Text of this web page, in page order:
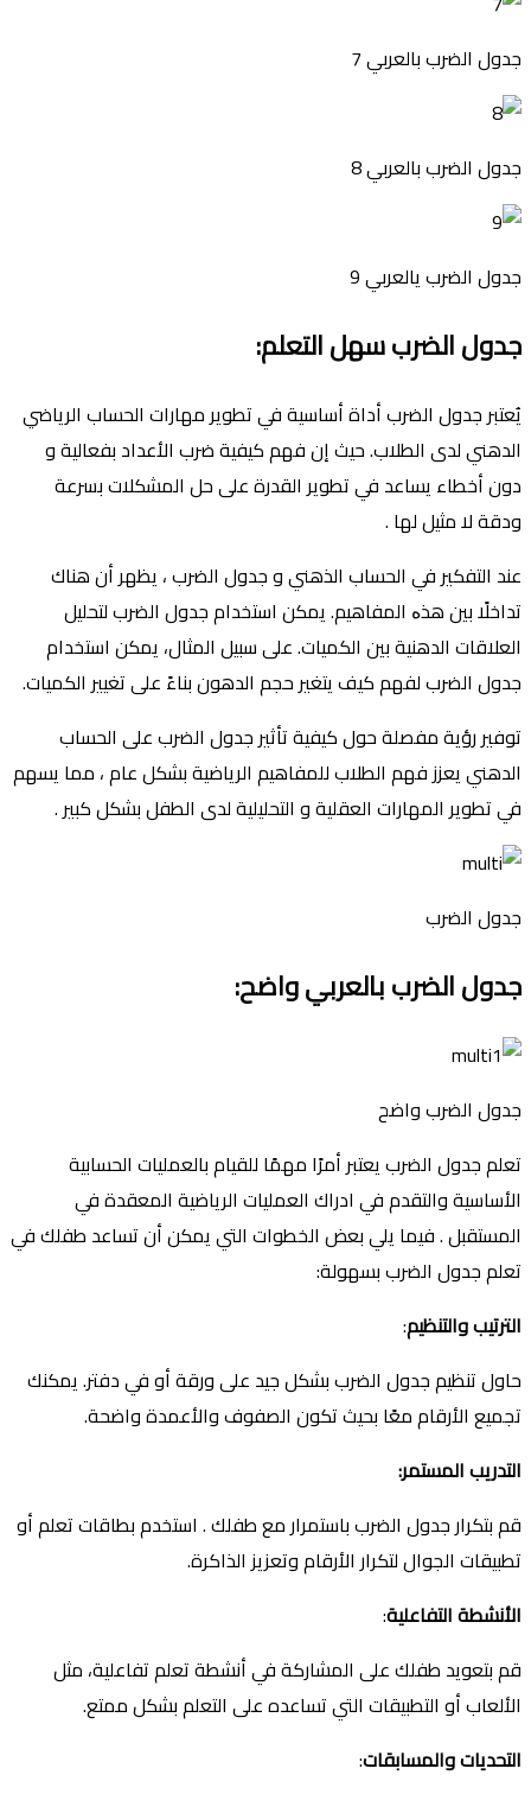
جدول الضرب بالعربي 7
جدول الضرب بالعربي 8
جدول الضرب يالعربي 9
جدول الضرب سهل التعلم:
يُعتبر جدول الضرب أداة أساسية في تطوير مهارات الحساب الرياضي
الدهني لدى الطلاب. حيث إن فهم كيفية ضرب الأعداد بفعالية و
دون أخطاء يساعد في تطوير القدرة على حل المشكلات بسرعة
ودقة لا مثيل لها .
عند التفكير في الحساب الذهني و جدول الضرب ، يظهر أن هناك
تداخلًا بين هذە المفاهيم. يمكن استخدام جدول الضرب لتحليل
العلاقات الدهنية بين الكميات. على سبيل المثال، يمكن استخدام
جدول الضرب لفهم كيف يتغير حجم الدهون بناءً على تغيير الكميات.
توفير رؤية مفصلة حول كيفية تأثير جدول الضرب على الحساب
الدهني يعزز فهم الطلاب للمفاهيم الرياضية بشكل عام ، مما يسهم
في تطوير المهارات العقلية و التحليلية لدى الطفل بشكل كبير .
جدول الضرب
جدول الضرب بالعربي واضح:
جدول الضرب واضح
تعلم جدول الضرب يعتبر أمرًا مهمًا للقيام بالعمليات الحسابية
الأساسية والتقدم في ادراك العمليات الرياضية المعقدة في
المستقبل . فيما يلي بعض الخطوات التي يمكن أن تساعد طفلك في
تعلم جدول الضرب بسهولة:
الترتيب والتنظيم:
حاول تنظيم جدول الضرب بشكل جيد على ورقة أو في دفتر. يمكنك
تجميع الأرقام معًا بحيث تكون الصفوف والأعمدة واضحة.
لتدريبالمستمر:
قم بتكرار جدول الضرب باستمرار مع طفلك . استخدم بطاقات تعلم أو
تطبيقات الجوال لتكرار الأرقام وتعزيز الذاكرة.
الأنشطة التفاعلية:
قم بتعويد طفلك على المشاركة في أنشطة تعلم تفاعلية، مثل
الألعاب أو التطبيقات التي تساعده على التعلم بشكل ممتع.
التحديات والمسابقات: